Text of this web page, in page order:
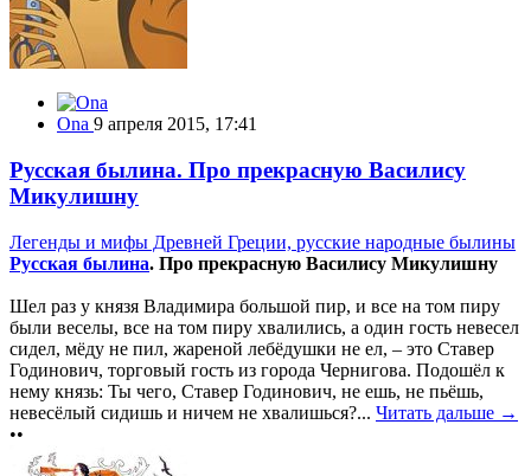
Ona 9 апреля 2015, 17:41
Русская былина. Про прекрасную Василису
Микулишну
Легенды и мифы Древней Греции, русские народные былины
Русская былина. Про прекрасную Василису Микулишну
Шел раз у князя Владимира большой пир, и все на том пиру
были веселы, все на том пиру хвалились, а один гость невесел
сидел, мёду не пил, жареной лебёдушки не ел, – это Ставер
Годинович, торговый гость из города Чернигова. Подошёл к
нему князь: Ты чего, Ставер Годинович, не ешь, не пьёшь,
невесёлый сидишь и ничем не хвалишься?... Читать дальше →
••